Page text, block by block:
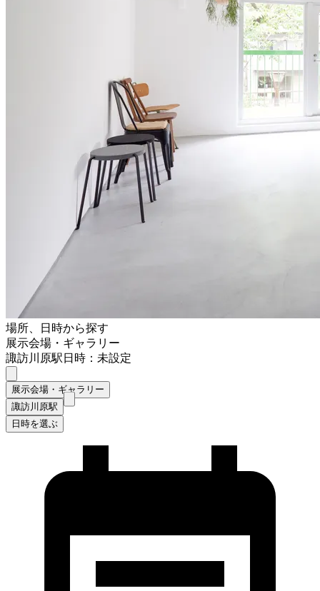
場所、日時から探す
展示会場・ギャラリー
諏訪川原駅日時：未設定
展示会場・ギャラリー
諏訪川原駅
日時を選ぶ